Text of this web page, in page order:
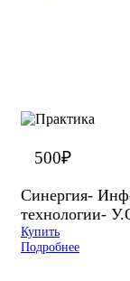
500₽
Синергия-
технологии-
Купить
Подробнее